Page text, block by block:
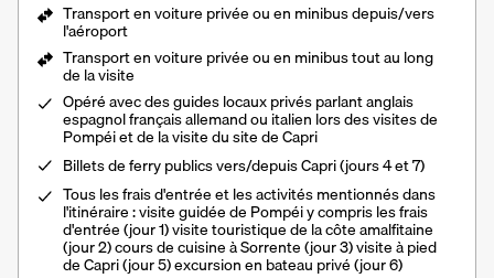
Transport en voiture privée ou en minibus depuis/vers
l'aéroport
Transport en voiture privée ou en minibus tout au long
de la visite
Opéré avec des guides locaux privés parlant anglais
espagnol français allemand ou italien lors des visites de
Pompéi et de la visite du site de Capri
Billets de ferry publics vers/depuis Capri (jours 4 et 7)
Tous les frais d'entrée et les activités mentionnés dans
l'itinéraire : visite guidée de Pompéi y compris les frais
d'entrée (jour 1) visite touristique de la côte amalfitaine
(jour 2) cours de cuisine à Sorrente (jour 3) visite à pied
de Capri (jour 5) excursion en bateau privé (jour 6)